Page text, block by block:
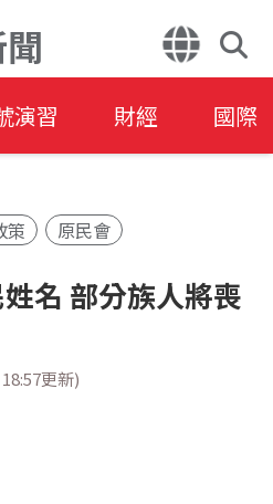
演習 財經 國際
策 原民會
名 部分族人將喪
更新)